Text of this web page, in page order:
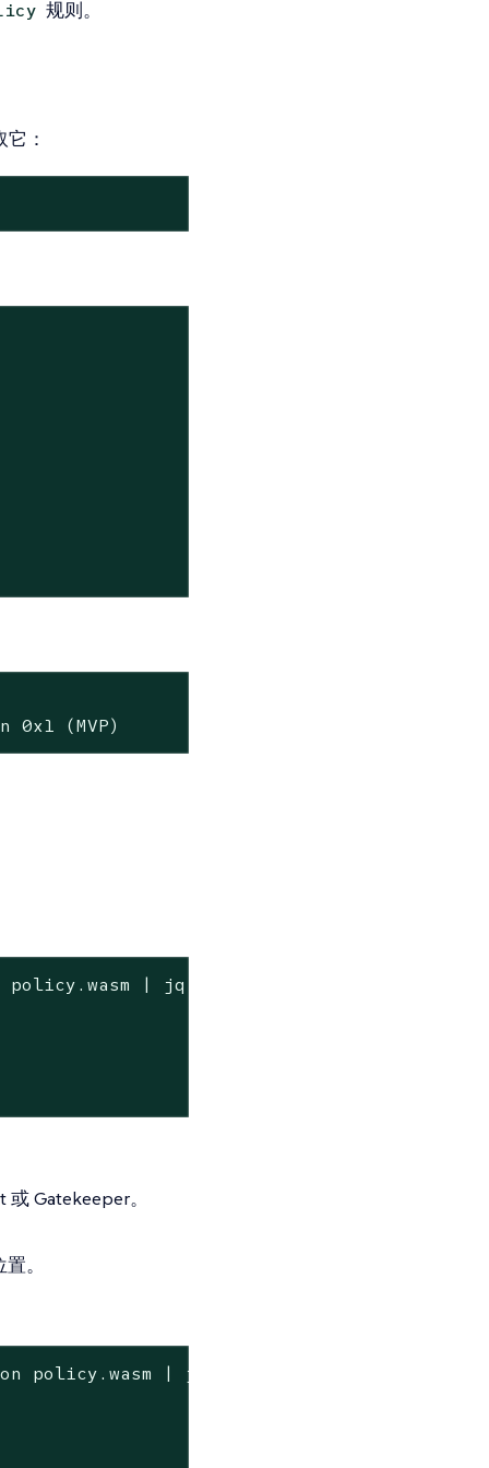
规则。
：
0x1 (MVP)
policy.wasm | jq
Gatekeeper。
。
policy.wasm | jq